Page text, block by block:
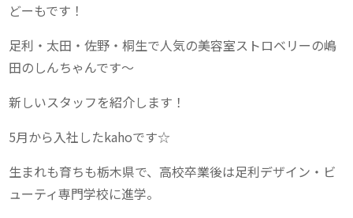
どーもです！
足利・太田・佐野・桐生で人気の美容室ストロベリーの嶋
田のしんちゃんです〜
新しいスタッフを紹介します！
5月から入社したkahoです☆
生まれも育ちも栃木県で、高校卒業後は足利デザイン・ビ
ューティ専門学校に進学。